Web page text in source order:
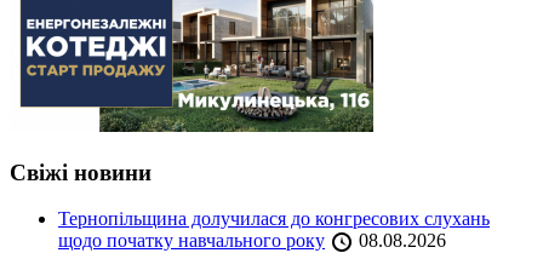
Свіжі новини
Тернопільщина долучилася до конгресових слухань
щодо початку навчального року
08.08.2026